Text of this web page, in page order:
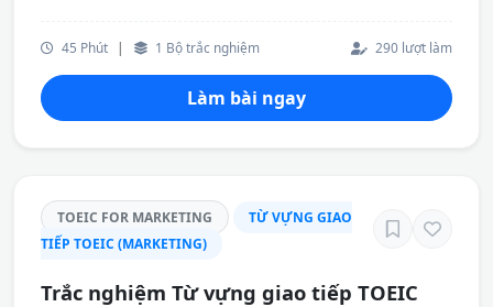
45 Phút | 1 Bộ trắc nghiệm 290 lượt làm
Làm bài ngay
TOEIC FOR MARKETING
TỪ VỰNG GIAO
TIẾP TOEIC (MARKETING)
Trắc nghiệm Từ vựng giao tiếp TOEIC